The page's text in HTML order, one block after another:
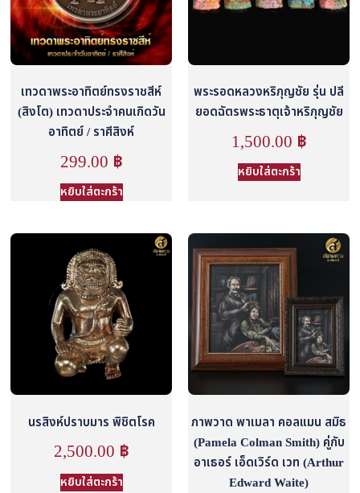
เทวดาพระอาทิตย์ทรงราชสีห์
(สิงโต) เทวดาประจำคนเกิดวัน
อาทิตย์ / ราศีสิงห์
299.00 ฿
หยิบใส่ตะกร้า
พระรอดหลวงหริภุญชัย รุ่น ปลี
ยอดฉัตรพระธาตุเจ้าหริภุญชัย
1,500.00 ฿
หยิบใส่ตะกร้า
นรสิงห์ปราบมาร พิชิตโรค
2,500.00 ฿
หยิบใส่ตะกร้า
ภาพวาด พาเมลา คอลแมน สมิธ
(Pamela Colman Smith) คู่กับ
อาเธอร์ เอ็ดเวิร์ด เวท (Arthur
Edward Waite)